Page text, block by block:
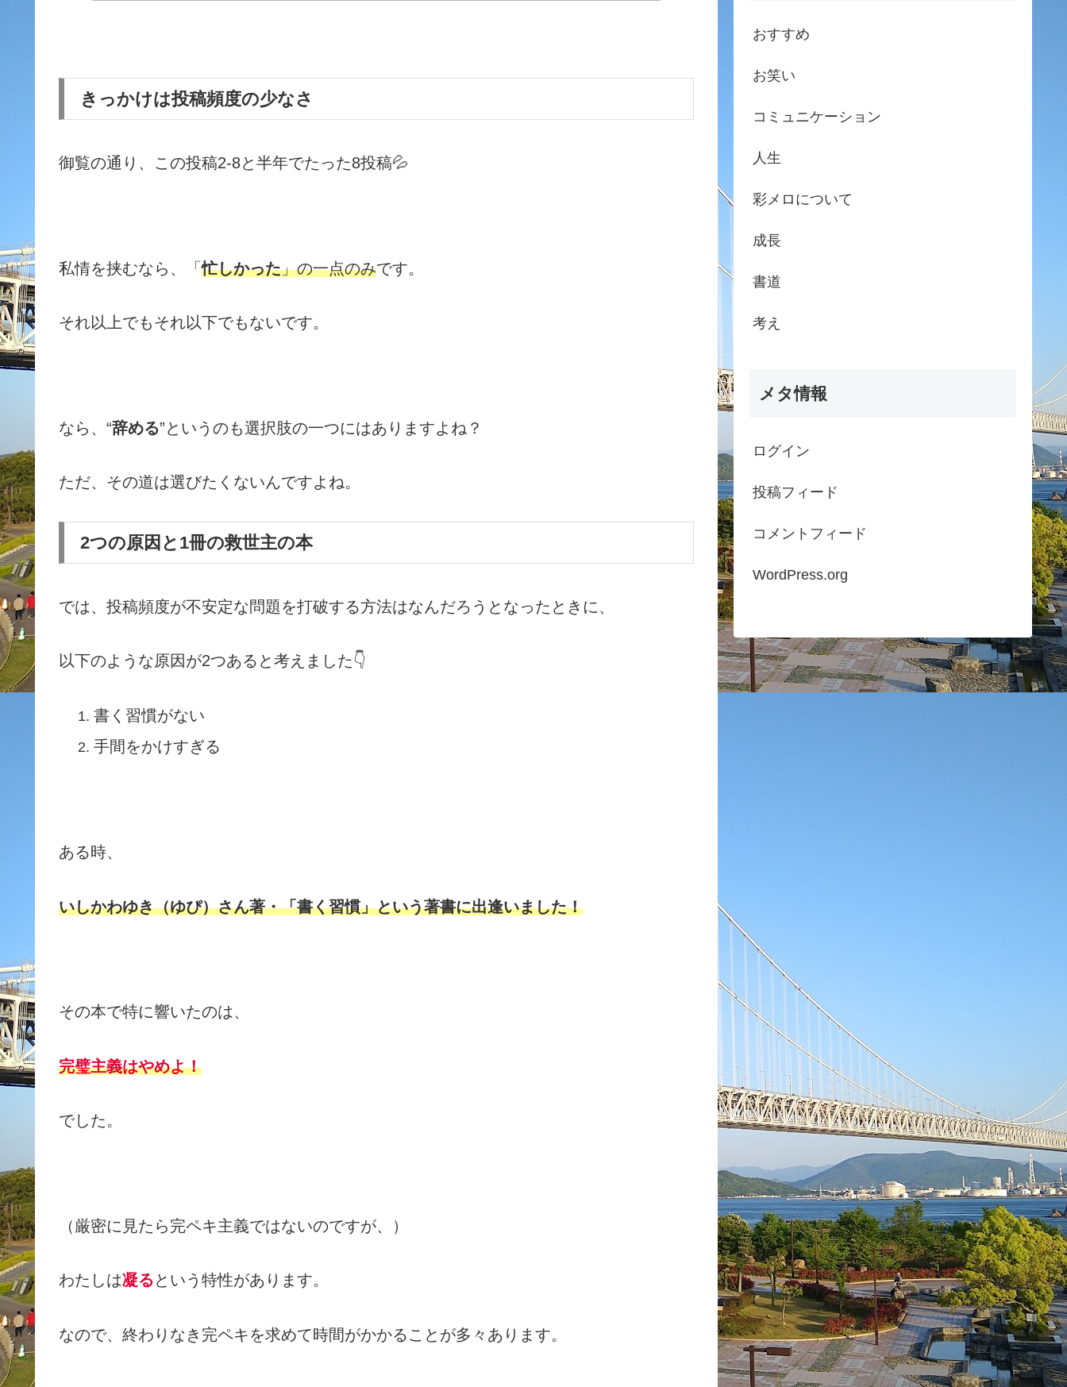
きっかけは投稿頻度の少なさ
御覧の通り、この投稿2-8と半年でたった8投稿💦
私情を挟むなら、「忙しかった」の一点のみです。
それ以上でもそれ以下でもないです。
なら、“辞める”というのも選択肢の一つにはありますよね？
ただ、その道は選びたくないんですよね。
2つの原因と1冊の救世主の本
では、投稿頻度が不安定な問題を打破する方法はなんだろうとなったときに、
以下のような原因が2つあると考えました👇
書く習慣がない
手間をかけすぎる
ある時、
いしかわゆき（ゆぴ）さん著・「書く習慣」という著書に出逢いました！
その本で特に響いたのは、
完璧主義はやめよ！
でした。
（厳密に見たら完ペキ主義ではないのですが、）
わたしは凝るという特性があります。
なので、終わりなき完ペキを求めて時間がかかることが多々あります。
おすすめ
お笑い
コミュニケーション
人生
彩メロについて
成長
書道
考え
メタ情報
ログイン
投稿フィード
コメントフィード
WordPress.org